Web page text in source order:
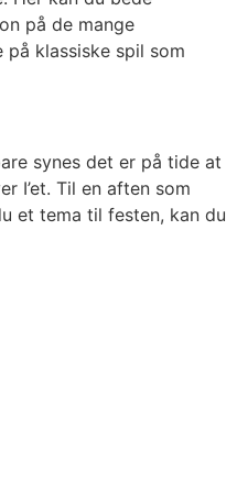
på de mange
klassiske spil som
synes det er på tide at
I’et. Til en aften som
et tema til festen, kan du